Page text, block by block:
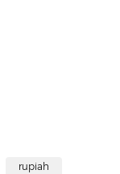
rupiah